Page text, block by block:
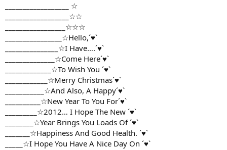
__________________ ☆
__________________☆☆
_________________☆☆☆
________________☆Hello,´♥`
_______________☆I Have….´♥`
______________☆Come Here´♥`
_____________☆To Wish You ´♥`
____________☆Merry Christmas´♥`
___________☆And Also, A Happy´♥`
__________☆New Year To You For´♥`
_________☆2012… I Hope The New ´♥`
________☆Year Brings You Loads Of ´♥`
_______☆Happiness And Good Health. ´♥`
_____☆I Hope You Have A Nice Day On ´♥`